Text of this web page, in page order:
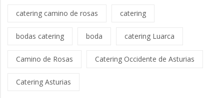
catering camino de rosas catering
bodas catering boda catering Luarca
Camino de Rosas Catering Occidente de Asturias
Catering Asturias